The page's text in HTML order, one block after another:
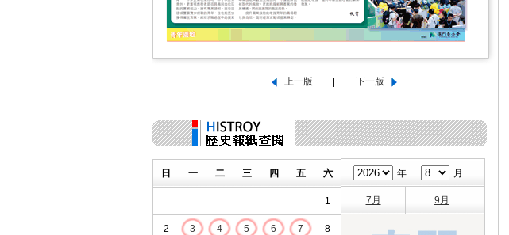
日 一 二 三 四 五 六
1
2 3 4 5 6 7 8
年 月
7月 9月